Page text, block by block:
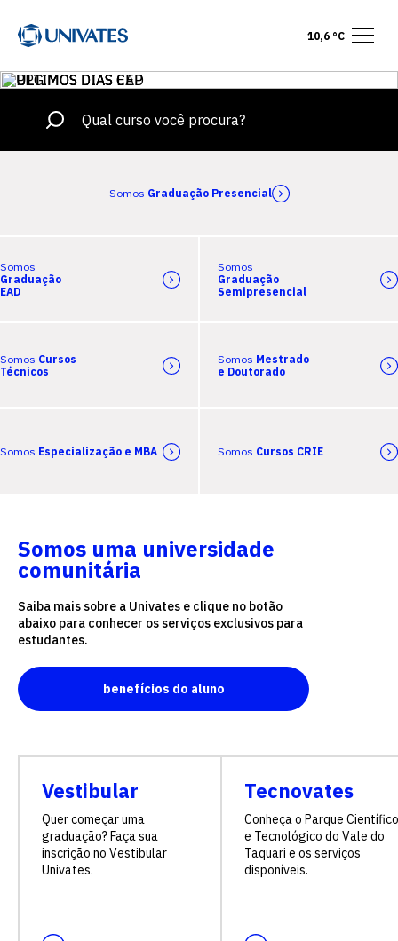
10,6 °C
Somos Graduação Presencial
Somos
Graduação
EAD
Somos
Graduação
Semipresencial
Somos Cursos
Técnicos
Somos Mestrado
e Doutorado
Somos Especialização e MBA Somos Cursos CRIE
Somos uma universidade
comunitária
Saiba mais sobre a Univates e clique no botão
abaixo para conhecer os serviços exclusivos para
estudantes.
benefícios do aluno
Vestibular
Quer começar uma
graduação? Faça sua
inscrição no Vestibular
Univates.
Tecnovates
Conheça o Parque Científico
e Tecnológico do Vale do
Taquari e os serviços
disponíveis.